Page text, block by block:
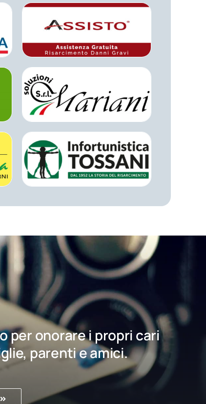
per onorare i propri cari
parenti e amici.